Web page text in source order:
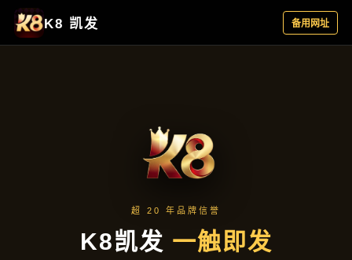
云端资讯
首页 云端资讯